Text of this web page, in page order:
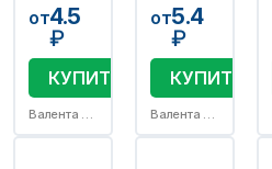
от4.5
₽
КУПИТЬ
Валента Фармацевтика АО/Валента Фарм АО
от5.4
₽
КУПИТЬ
Валента Фармацевтика АО/Валента Фарм АО